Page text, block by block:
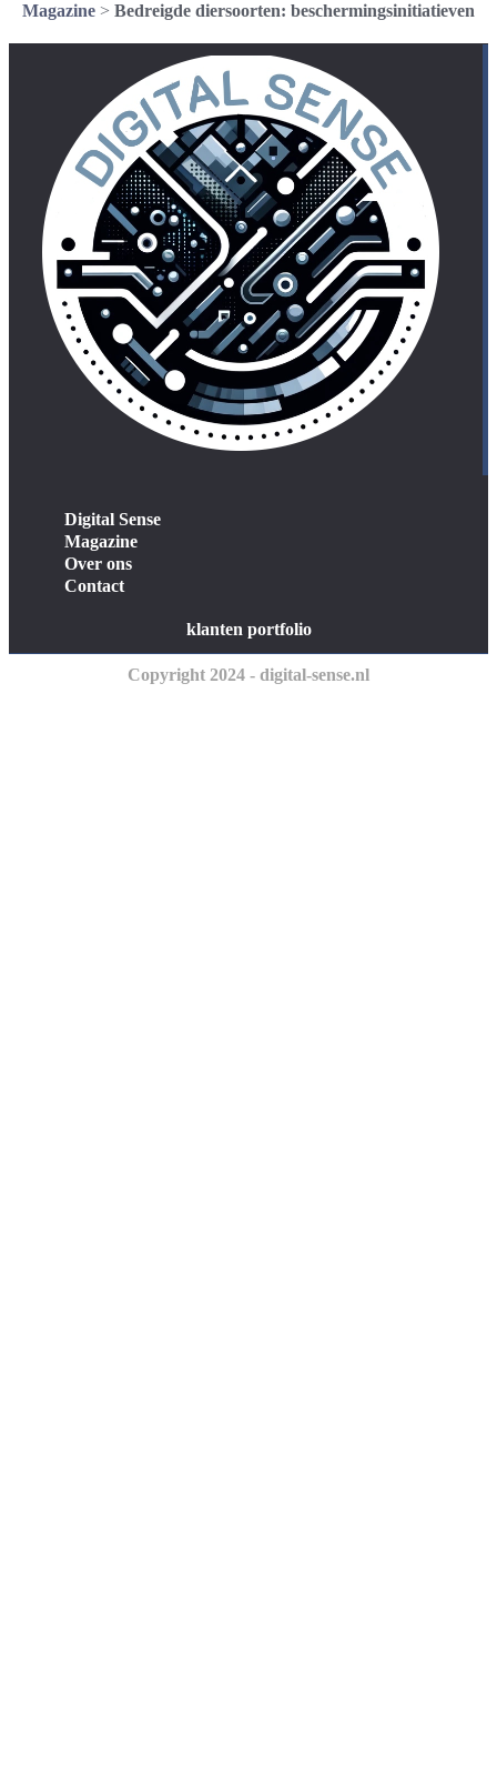
Magazine > Bedreigde diersoorten: beschermingsinitiatieven
Digital Sense
Magazine
Over ons
Contact
klanten portfolio
Copyright 2024 - digital-sense.nl